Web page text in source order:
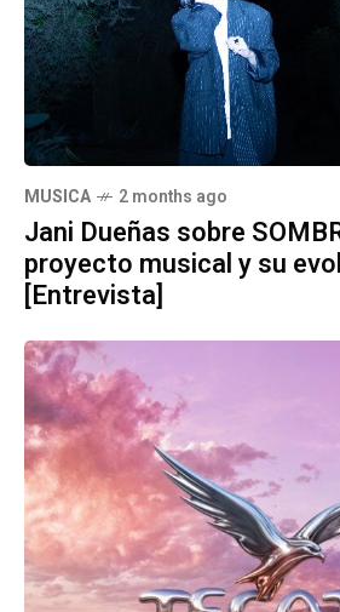
MUSICA 2 months ago
Jani Dueñas sobre
proyecto musical y su
[Entrevista]